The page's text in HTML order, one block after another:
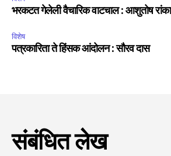
भरकटत गेलेली वैचारिक वाटचाल : आशुतोष रांका
विशेष
पत्रकारिता ते हिंसक आंदोलन : सौरव दास
संबंधित लेख